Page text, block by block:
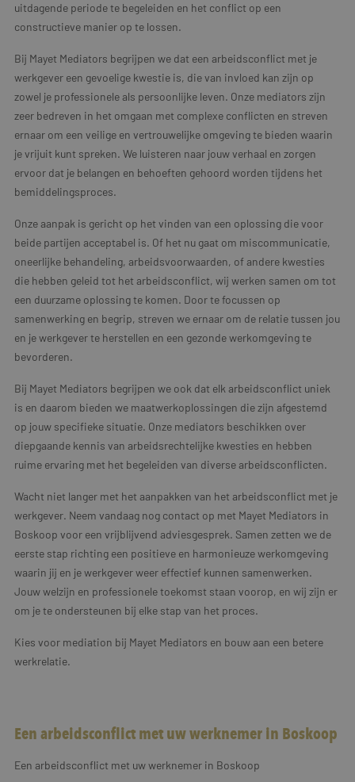
uitdagende periode te begeleiden en het conflict op een
constructieve manier op te lossen.
Bij Mayet Mediators begrijpen we dat een arbeidsconflict met je
werkgever een gevoelige kwestie is, die van invloed kan zijn op
zowel je professionele als persoonlijke leven. Onze mediators zijn
zeer bedreven in het omgaan met complexe conflicten en streven
ernaar om een veilige en vertrouwelijke omgeving te bieden waarin
je vrijuit kunt spreken. We luisteren naar jouw verhaal en zorgen
ervoor dat je belangen en behoeften gehoord worden tijdens het
bemiddelingsproces.
Onze aanpak is gericht op het vinden van een oplossing die voor
beide partijen acceptabel is. Of het nu gaat om miscommunicatie,
oneerlijke behandeling, arbeidsvoorwaarden, of andere kwesties
die hebben geleid tot het arbeidsconflict, wij werken samen om tot
een duurzame oplossing te komen. Door te focussen op
samenwerking en begrip, streven we ernaar om de relatie tussen jou
en je werkgever te herstellen en een gezonde werkomgeving te
bevorderen.
Bij Mayet Mediators begrijpen we ook dat elk arbeidsconflict uniek
is en daarom bieden we maatwerkoplossingen die zijn afgestemd
op jouw specifieke situatie. Onze mediators beschikken over
diepgaande kennis van arbeidsrechtelijke kwesties en hebben
ruime ervaring met het begeleiden van diverse arbeidsconflicten.
Wacht niet langer met het aanpakken van het arbeidsconflict met je
werkgever. Neem vandaag nog contact op met Mayet Mediators in
Boskoop voor een vrijblijvend adviesgesprek. Samen zetten we de
eerste stap richting een positieve en harmonieuze werkomgeving
waarin jij en je werkgever weer effectief kunnen samenwerken.
Jouw welzijn en professionele toekomst staan voorop, en wij zijn er
om je te ondersteunen bij elke stap van het proces.
Kies voor mediation bij Mayet Mediators en bouw aan een betere
werkrelatie.
Een arbeidsconflict met uw werknemer in Boskoop
Een arbeidsconflict met uw werknemer in Boskoop